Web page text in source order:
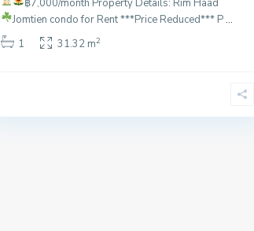
฿7,000/month Property Details: Rim Haad
Jomtien condo for Rent ***Price Reduced*** P...
1
31.32 m2